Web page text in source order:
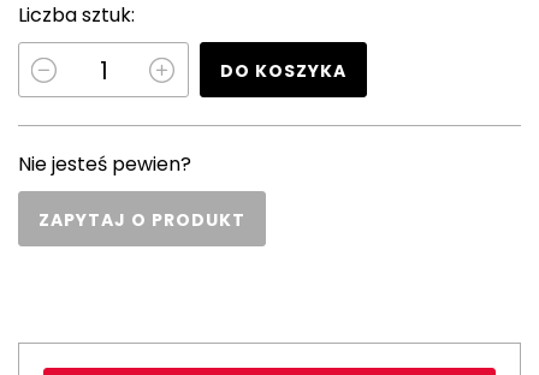
Liczba sztuk:
DO KOSZYKA
Nie jesteś pewien?
ZAPYTAJ O PRODUKT